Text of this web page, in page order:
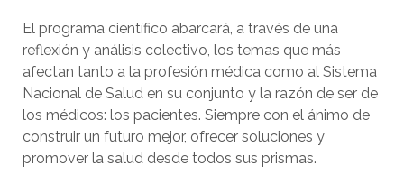
El programa científico abarcará, a través de una
reflexión y análisis colectivo, los temas que más
afectan tanto a la profesión médica como al Sistema
Nacional de Salud en su conjunto y la razón de ser de
los médicos: los pacientes. Siempre con el ánimo de
construir un futuro mejor, ofrecer soluciones y
promover la salud desde todos sus prismas.